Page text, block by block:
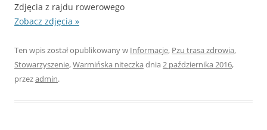
Zdjęcia z rajdu rowerowego
Zobacz zdjęcia »
Ten wpis został opublikowany w Informacje, Pzu trasa zdrowia,
Stowarzyszenie,Warmińska niteczka dnia 2 października 2016,
przezadmin.